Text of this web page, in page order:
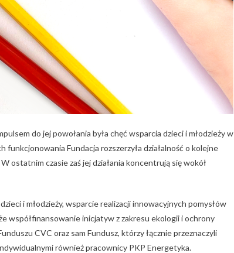
do jej powołania była chęć wsparcia dzieci i młodzieży w
Fundacja rozszerzyła działalność o kolejne
ostatnim czasie zaś jej działania koncentrują się wokół
i młodzieży, wsparcie realizacji innowacyjnych pomysłów
współfinansowanie inicjatyw z zakresu ekologii i ochrony
CVC oraz sam Fundusz, którzy łącznie przeznaczyli
również pracownicy PKP Energetyka.